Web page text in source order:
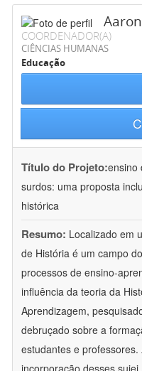
COORDENADOR(A)
CIÊNCIAS HUMANAS
Educação
Título do Projeto:ensino
surdos: uma proposta
histórica
Resumo: Localizado em
de História é um campo
processos de ensino-
influência da teoria da
Aprendizagem,
debruçado sobre a
estudantes e